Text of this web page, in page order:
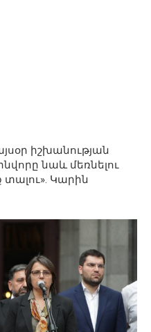
իշխանության
նաև մեռնելու
Կարին